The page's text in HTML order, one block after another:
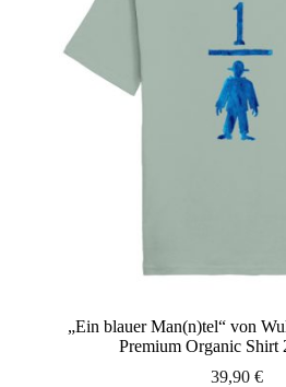
auf
der
gewählt
werden
„Ein blauer Man(n)tel“ von
Premium Organic Shirt
39,90€